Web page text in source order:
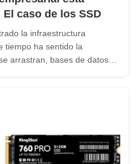
caso de los SSD
la infraestructura
tiempo ha sentido la
arrastran, bases de datos